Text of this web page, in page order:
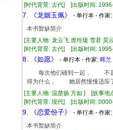
[时代背景: 古代] [出版时间:
7. 《龙姻玉佩》 - 单行本 - 作家:
本书暂缺简介
[主要人物: 龙云飞 虎玲珑 雪君
[时代背景: 古代] [出版时间:
8. 《如愿》 - 单行本 - 作家: 晖兰
每次他们碰到一起， 不是
得为什么， 她居然慢慢适应
[主要人物: 温楚扬 方如 ] [故事
[时代背景: 现代] [出版时间:
9. 《恋爱份子》 - 单行本 - 作家:
本书暂缺简介